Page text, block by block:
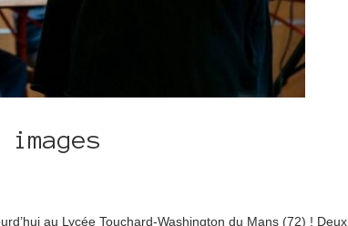
au Lycée Touchard-Washington du Mans (72) ! Deux